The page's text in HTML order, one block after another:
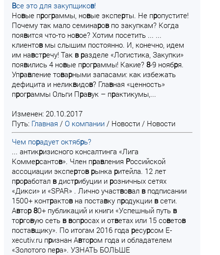
Все это для закупщиков!
Новые программы, новые эксперты. Не пропустите!
Почему так мало семинаровпо закупкам? Когда
появится что-то новое? Хотим посетить ... ...
клиентовмы слышим постоянно. И, конечно, идем
им навстречу! Так в разделе «Логистика, Закупки»
появились 4 новые программы! Какие? 8-9 ноября.
Управление товарными запасами: как избежать
дефицита и неликвидов? Главная «ценность»
программы Ольги Правук – практикумы,...
Изменен: 20.10.2017
Путь: Главная / О компании / Новости / Новости
Чем порадует октябрь?
... антикризисного консалтинга «Лига
Коммерсантов». Член правления Российской
ассоциации экспертов рынка ритейла. 12 лет
проработал вдистрибуции и розничных сетях
«Дикси» и «SPAR» . Лично участвовал вподписании
1500+ контрактовна поставку продукции всети.
Автор 80+ публикаций и книги «Успешный путь в
торговую сеть в вопросах и ответах или 15 советов
поставщику». По итогам 2016 года ресурсом E-
xecutiv.ru признан Автором года и обладателем
«Золотого пера». УЗНАТЬ БОЛЬШЕ